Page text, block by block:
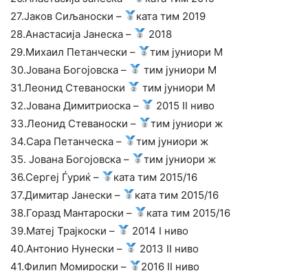
27.Јаков Сиљаноски –
ката тим 2019
28.Анастасија Јанеска –
2018
29.Михаил Петанчески –
тим јуниори М
30.Јована Богојовска –
тим јуниори М
31.Леонид Стеваноски
тим јуниори М
32.Јована Димитриоска –
2015 II ниво
33.Леонид Стеваноски –
тим јуниори ж
34.Сара Петанческа –
тим јуниори ж
35. Јована Богојовска –
тим јуниори ж
36.Сергеј Ѓуриќ –
ката тим 2015/16
37.Димитар Јанески –
ката тим 2015/16
38.Горазд Мантароски –
ката тим 2015/16
39.Матеј Трајкоски –
2014 I ниво
40.Антонио Нунески –
2013 II ниво
41.Филип Момироски –
2016 II ниво